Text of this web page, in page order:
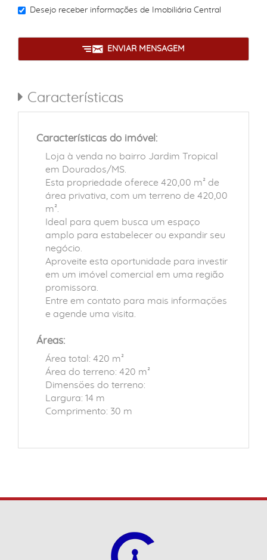
Desejo receber informações de Imobiliária Central
ENVIAR MENSAGEM
Características
Características do imóvel:
Loja à venda no bairro Jardim Tropical
em Dourados/MS.
Esta propriedade oferece 420,00 m² de
área privativa, com um terreno de 420,00
m².
Ideal para quem busca um espaço
amplo para estabelecer ou expandir seu
negócio.
Aproveite esta oportunidade para investir
em um imóvel comercial em uma região
promissora.
Entre em contato para mais informações
e agende uma visita.
Áreas:
Área total: 420 m²
Área do terreno: 420 m²
Dimensões do terreno:
Largura: 14 m
Comprimento: 30 m